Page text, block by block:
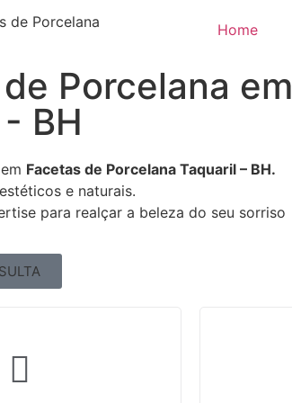
Home
Porcelana em
BH
Facetas de Porcelana Taquaril – BH.
e naturais.
para realçar a beleza do seu sorriso